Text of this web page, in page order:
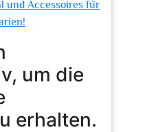
und Accessoires für
um die
erhalten.